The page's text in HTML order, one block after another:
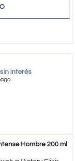
interés
Hombre 200 ml